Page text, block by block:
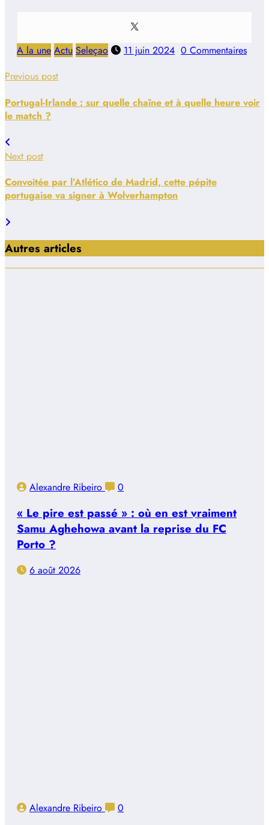
A la une Actu Seleçao 11 juin 2024 0 Commentaires
Previous post
Portugal-Irlande : sur quelle chaîne et à quelle heure voir
le match ?
Next post
Convoitée par l’Atlético de Madrid, cette pépite
portugaise va signer à Wolverhampton
Autres articles
Alexandre Ribeiro 0
« Le pire est passé » : où en est vraiment
Samu Aghehowa avant la reprise du FC
Porto ?
6 août 2026
Alexandre Ribeiro 0